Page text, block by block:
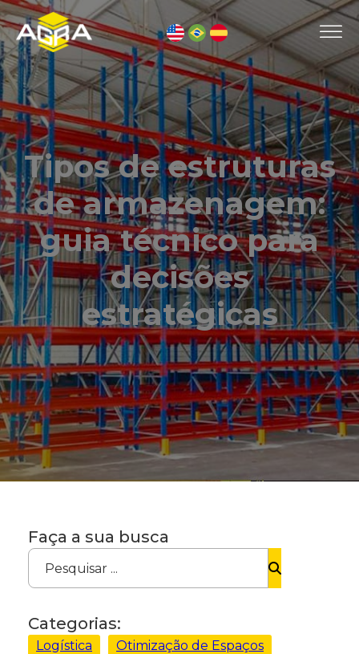
Tipos de estruturas
de armazenagem:
guia técnico para
decisões
estratégicas
Faça a sua busca
Pesquisar ...
Categorias:
Logística
Otimização de Espaços